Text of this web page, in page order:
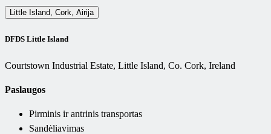
Little Island, Cork, Airija
DFDS Little Island
Courtstown Industrial Estate, Little Island, Co. Cork, Ireland
Paslaugos
Pirminis ir antrinis transportas
Sandėliavimas